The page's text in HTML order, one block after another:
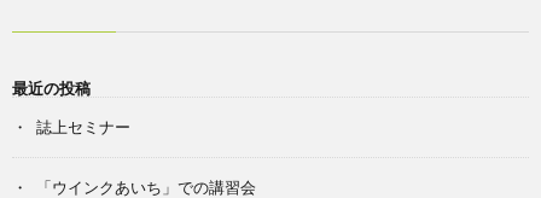
最近の投稿
誌上セミナー
「ウインクあいち」での講習会